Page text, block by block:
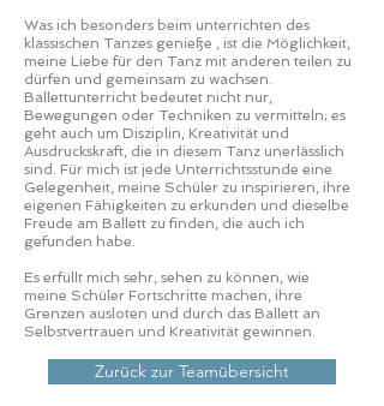
Was ich besonders beim unterrichten des
klassischen Tanzes genieße , ist die Möglichkeit,
meine Liebe für den Tanz mit anderen teilen zu
dürfen und gemeinsam zu wachsen.
Ballettunterricht bedeutet nicht nur,
Bewegungen oder Techniken zu vermitteln; es
geht auch um Disziplin, Kreativität und
Ausdruckskraft, die in diesem Tanz unerlässlich
sind. Für mich ist jede Unterrichtsstunde eine
Gelegenheit, meine Schüler zu inspirieren, ihre
eigenen Fähigkeiten zu erkunden und dieselbe
Freude am Ballett zu finden, die auch ich
gefunden habe.
Es erfüllt mich sehr, sehen zu können, wie
meine Schüler Fortschritte machen, ihre
Grenzen ausloten und durch das Ballett an
Selbstvertrauen und Kreativität gewinnen.
Zurück zur Teamübersicht